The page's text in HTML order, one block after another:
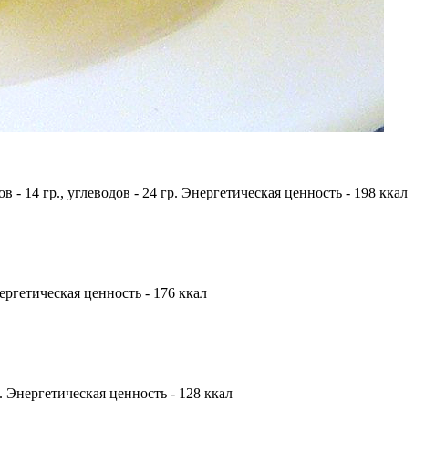
14 гр., углеводов - 24 гр. Энергетическая ценность - 198 ккал
ценность - 176 ккал
ценность - 128 ккал